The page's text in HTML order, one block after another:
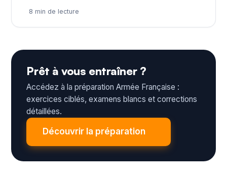
8 min de lecture
Prêt à vous entraîner ?
Accédez à la préparation Armée Française :
exercices ciblés, examens blancs et corrections
détaillées.
Découvrir la préparation